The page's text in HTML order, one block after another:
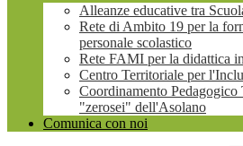
Alleanze educative tra
Rete di Ambito 19 per la
personale scolastico
Rete FAMI per la didattica
Centro Territoriale per
Coordinamento
"zerosei" dell'Asolano
Comunica con noi